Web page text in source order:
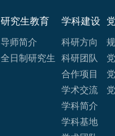
研究生教育
导师简介
全日制研究生
学科建设
科研方向
科研团队
合作项目
学术交流
学科简介
学科基地